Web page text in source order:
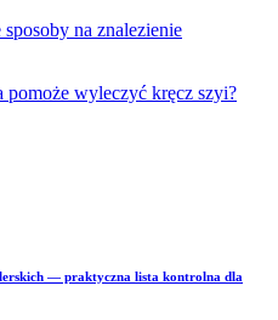
sposoby na znalezienie
pomoże wyleczyć kręcz szyi?
— praktyczna lista kontrolna dla